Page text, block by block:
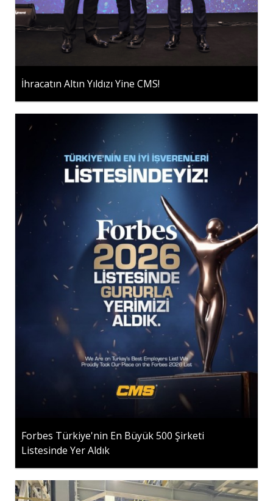
İhracatın Altın Yıldızı Yine CMS!
Forbes Türkiye'nin En Büyük 500 Şirketi
Listesinde Yer Aldık